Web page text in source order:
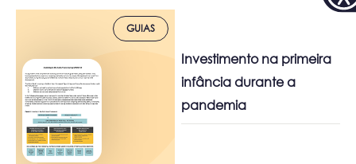
GUIAS
Investimento na primeira
infância durante a
pandemia